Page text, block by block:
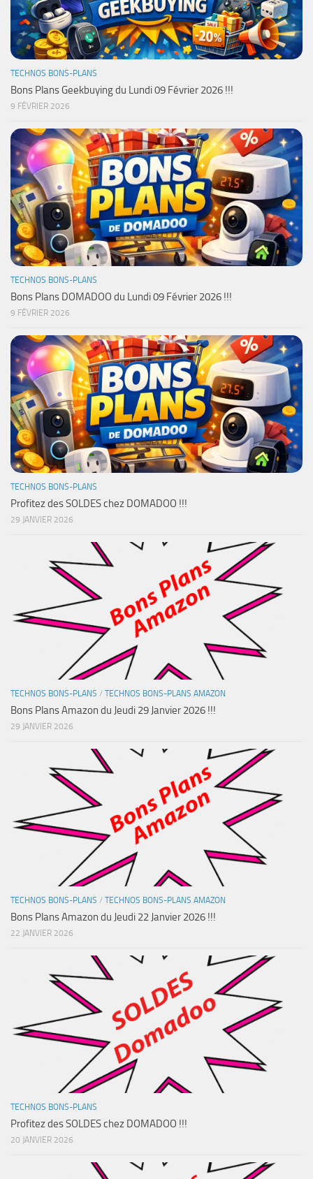
TECHNOS BONS-PLANS
Bons Plans Geekbuying du Lundi 09 Février 2026 !!!
9 FÉVRIER 2026
TECHNOS BONS-PLANS
Bons Plans DOMADOO du Lundi 09 Février 2026 !!!
9 FÉVRIER 2026
TECHNOS BONS-PLANS
Profitez des SOLDES chez DOMADOO !!!
29 JANVIER 2026
TECHNOS BONS-PLANS / TECHNOS BONS-PLANS AMAZON
Bons Plans Amazon du Jeudi 29 Janvier 2026 !!!
29 JANVIER 2026
TECHNOS BONS-PLANS / TECHNOS BONS-PLANS AMAZON
Bons Plans Amazon du Jeudi 22 Janvier 2026 !!!
22 JANVIER 2026
TECHNOS BONS-PLANS
Profitez des SOLDES chez DOMADOO !!!
20 JANVIER 2026